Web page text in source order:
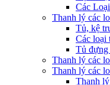
Các
Thanh lý các
Tủ, kệ
Các loại
Tủ đựng
Thanh lý các
Thanh lý các
Thanh